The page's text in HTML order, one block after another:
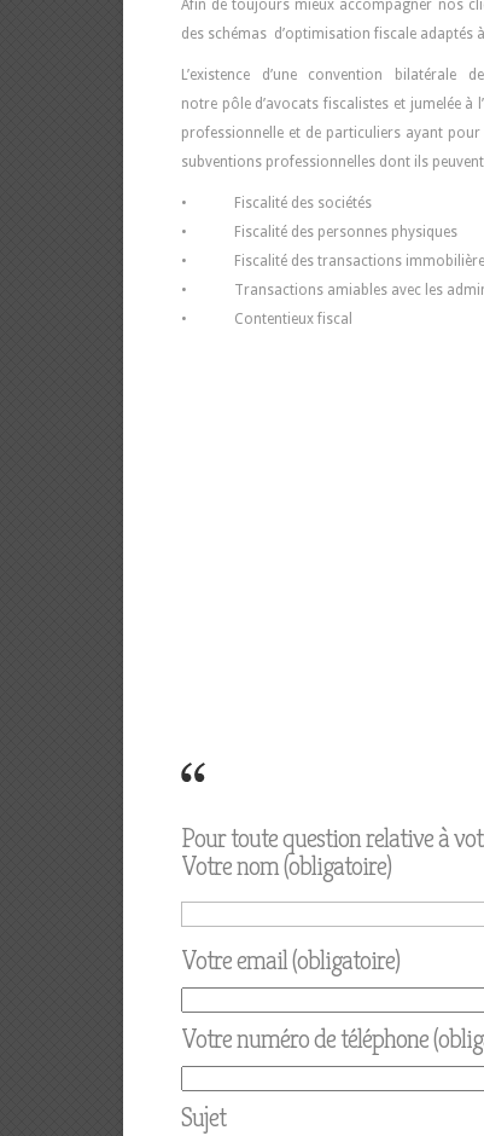
Afin de toujours mieux accompagner nos
des schémas d’optimisation fiscale adaptés
L’existence d’une convention
notre pôle d’avocats fiscalistes et jumelée
professionnelle et de particuliers ayant
subventions professionnelles dont ils
• Fiscalité des sociétés
• Fiscalité des personnes physiques
• Fiscalité des transactions immobilières
• Transactions amiables avec les
• Contentieux fiscal
Pour toute question relative à
Votre nom (obligatoire)
Votre email (obligatoire)
Votre numéro de téléphone
Sujet